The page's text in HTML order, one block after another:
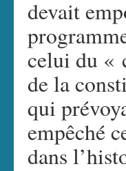
devait
celui du «
de la
qui
empêché
dans